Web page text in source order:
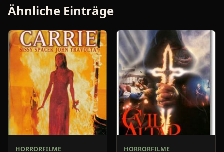
Ähnliche Einträge
HORRORFILME HORRORFILME